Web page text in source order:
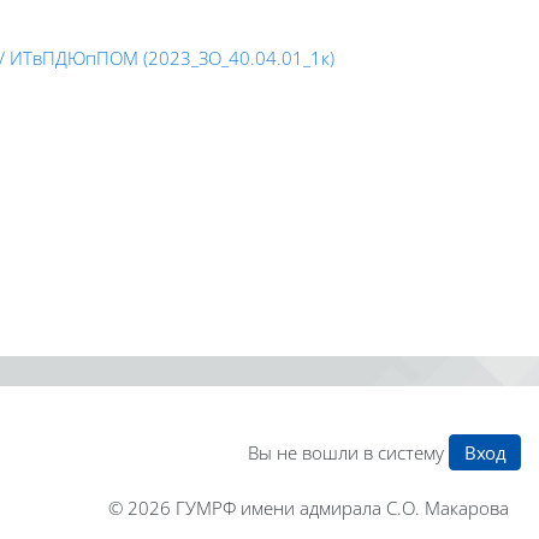
/ ИТвПДЮпПОМ (2023_ЗО_40.04.01_1к)
Вы не вошли в систему Вход
© 2026 ГУМРФ имени адмирала С.О. Макарова